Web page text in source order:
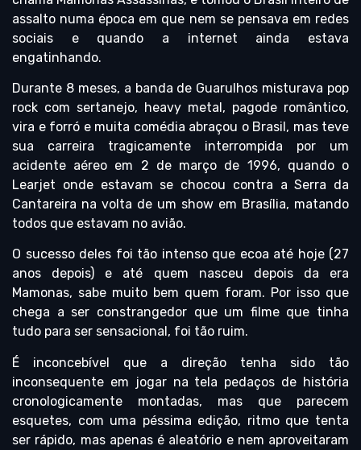
assalto numa época em que nem se pensava em redes
sociais e quando a internet ainda estava
engatinhando.
Durante 8 meses, a banda de Guarulhos misturava pop
rock com sertanejo, heavy metal, pagode romântico,
vira e forró e muita comédia abraçou o Brasil, mas teve
sua carreira tragicamente interrompida por um
acidente aéreo em 2 de março de 1996, quando o
Learjet onde estavam se chocou contra a Serra da
Cantareira na volta de um show em Brasília, matando
todos que estavam no avião.
O sucesso deles foi tão intenso que ecoa até hoje (27
anos depois) e até quem nasceu depois da era
Mamonas, sabe muito bem quem foram. Por isso que
chega a ser constrangedor que um filme que tinha
tudo para ser sensacional, foi tão ruim.
É inconcebível que a direção tenha sido tão
inconsequente em jogar na tela pedaços de história
cronologicamente montadas, mas que parecem
esquetes, com uma péssima edição, ritmo que tenta
ser rápido, mas apenas é aleatório e nem aproveitaram